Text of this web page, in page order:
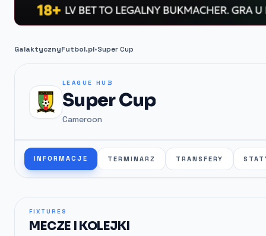
GalaktycznyFutbol.pl•Super Cup
LEAGUE HUB
Super Cup
Cameroon
INFORMACJE TERMINARZ TRANSFERY
FIXTURES
MECZE I KOLEJKI